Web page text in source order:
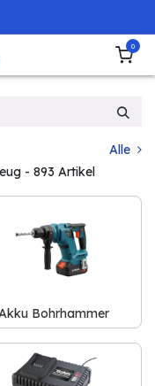
0
Alle
- 893 Artikel
Bohrhammer